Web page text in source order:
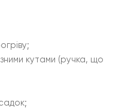
кутами (ручка, що